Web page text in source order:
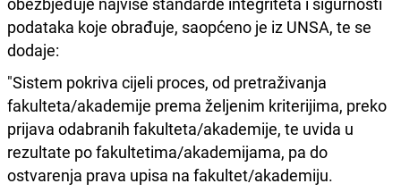
podataka koje obrađuje, saopćeno je iz UNSA, te se
dodaje:
"Sistem pokriva cijeli proces, od pretraživanja
fakulteta/akademije prema željenim kriterijima, preko
prijava odabranih fakulteta/akademije, te uvida u
rezultate po fakultetima/akademijama, pa do
ostvarenja prava upisa na fakultet/akademiju.